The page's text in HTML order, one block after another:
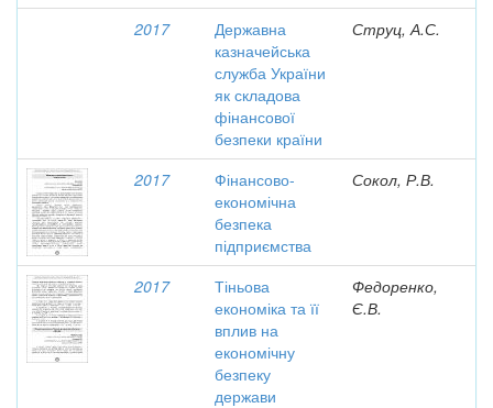
2017
Державна
казначейська
служба України
як складова
фінансової
безпеки країни
Струц, А.С.
2017
Фінансово-
економічна
безпека
підприємства
Сокол, Р.В.
2017
Тіньова
економіка та її
вплив на
економічну
безпеку
держави
Федоренко,
Є.В.